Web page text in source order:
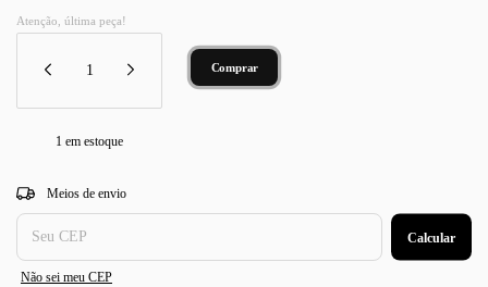
Atenção, última peça!
1 em estoque
Entregas para o CEP:
Meios de envio
Calcular
Não sei meu CEP